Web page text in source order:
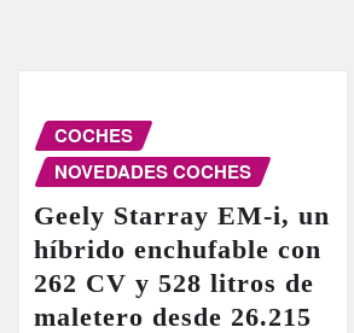
COCHES
NOVEDADES COCHES
Geely Starray EM-i, un
híbrido enchufable con
262 CV y 528 litros de
maletero desde 26.215